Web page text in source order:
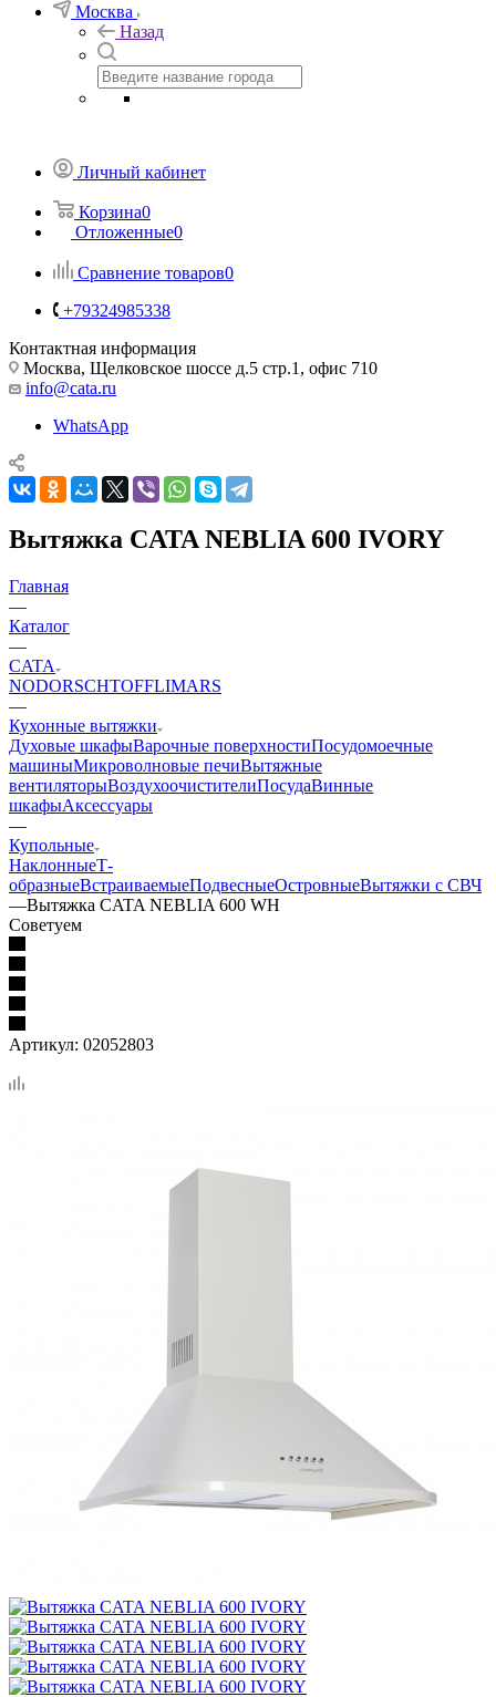
Москва
Назад
Личный кабинет
Корзина0
Отложенные0
Сравнение товаров0
+79324985338
Контактная информация
Москва, Щелковское шоссе д.5 стр.1, офис 710
info@cata.ru
WhatsApp
Вытяжка CATA NEBLIA 600 IVORY
Главная
—
Каталог
—
CATA
NODORSCHTOFFLIMARS
—
Кухонные вытяжки
Духовые шкафыВарочные поверхностиПосудомоечные
машиныМикроволновые печиВытяжные
вентиляторыВоздухоочистителиПосудаВинные
шкафыАксессуары
—
Купольные
НаклонныеТ-
образныеВстраиваемыеПодвесныеОстровныеВытяжки с СВЧ
—Вытяжка CATA NEBLIA 600 WH
Советуем
Артикул: 02052803